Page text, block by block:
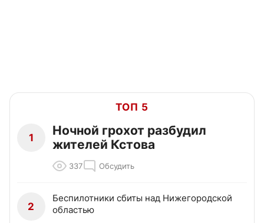
ТОП 5
1
Ночной грохот разбудил
жителей Кстова
337 Обсудить
2
Беспилотники сбиты над Нижегородской
областью